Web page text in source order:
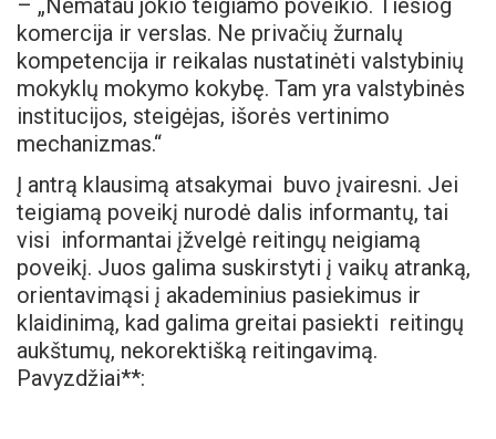
komercija ir verslas. Ne privačių žurnalų
kompetencija ir reikalas nustatinėti valstybinių
mokyklų mokymo kokybę. Tam yra valstybinės
institucijos, steigėjas, išorės vertinimo
mechanizmas.“
Į antrą klausimą atsakymai buvo įvairesni. Jei
teigiamą poveikį nurodė dalis informantų, tai
visi informantai įžvelgė reitingų neigiamą
poveikį. Juos galima suskirstyti į vaikų atranką,
orientavimąsi į akademinius pasiekimus ir
klaidinimą, kad galima greitai pasiekti reitingų
aukštumų, nekorektišką reitingavimą.
Pavyzdžiai**: